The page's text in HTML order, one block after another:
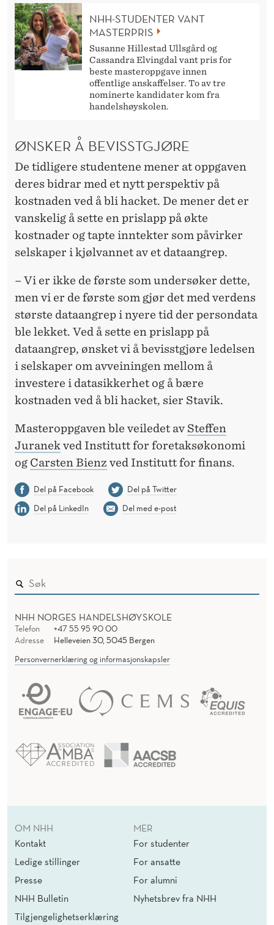
NHH-STUDENTER VANT
MASTERPRIS
Susanne Hillestad Ullsgård og
Cassandra Elvingdal vant pris for
beste masteroppgave innen
offentlige anskaffelser. To av tre
nominerte kandidater kom fra
handelshøyskolen.
ØNSKER Å BEVISSTGJØRE
De tidligere studentene mener at oppgaven
deres bidrar med et nytt perspektiv på
kostnaden ved å bli hacket. De mener det er
vanskelig å sette en prislapp på økte
kostnader og tapte inntekter som påvirker
selskaper i kjølvannet av et dataangrep.
– Vi er ikke de første som undersøker dette,
men vi er de første som gjør det med verdens
største dataangrep i nyere tid der persondata
ble lekket. Ved å sette en prislapp på
dataangrep, ønsket vi å bevisstgjøre ledelsen
i selskaper om avveiningen mellom å
investere i datasikkerhet og å bære
kostnaden ved å bli hacket, sier Stavik.
Masteroppgaven ble veiledet av Steffen
Juranekved Institutt for foretaksøkonomi
og Carsten Bienz ved Institutt for finans.
Del på Facebook
Del på Twitter
Del på LinkedIn
Del med e-post
NHH NORGES HANDELSHØYSKOLE
Telefon
+47 55 95 90 00
Adresse
Helleveien 30, 5045 Bergen
Personvernerklæring og informasjonskapsler
OM NHH
Kontakt
Ledige stillinger
Presse
NHH Bulletin
Tilgjengelighetserklæring
MER
For studenter
For ansatte
For alumni
Nyhetsbrev fra NHH